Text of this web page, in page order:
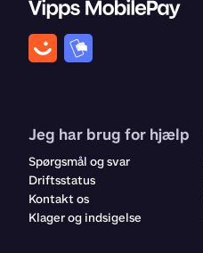
Jeg har brug for hjælp
Spørgsmål og svar
Driftsstatus
Kontakt os
Klager og indsigelse